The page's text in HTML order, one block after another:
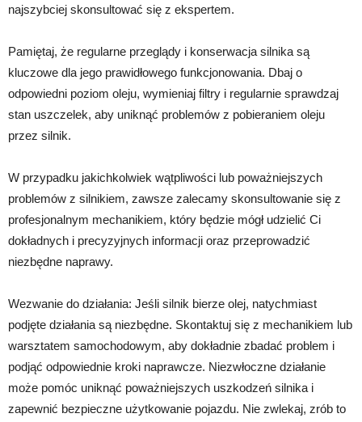
najszybciej skonsultować się z ekspertem.
Pamiętaj, że regularne przeglądy i konserwacja silnika są
kluczowe dla jego prawidłowego funkcjonowania. Dbaj o
odpowiedni poziom oleju, wymieniaj filtry i regularnie sprawdzaj
stan uszczelek, aby uniknąć problemów z pobieraniem oleju
przez silnik.
W przypadku jakichkolwiek wątpliwości lub poważniejszych
problemów z silnikiem, zawsze zalecamy skonsultowanie się z
profesjonalnym mechanikiem, który będzie mógł udzielić Ci
dokładnych i precyzyjnych informacji oraz przeprowadzić
niezbędne naprawy.
Wezwanie do działania: Jeśli silnik bierze olej, natychmiast
podjęte działania są niezbędne. Skontaktuj się z mechanikiem lub
warsztatem samochodowym, aby dokładnie zbadać problem i
podjąć odpowiednie kroki naprawcze. Niezwłoczne działanie
może pomóc uniknąć poważniejszych uszkodzeń silnika i
zapewnić bezpieczne użytkowanie pojazdu. Nie zwlekaj, zrób to